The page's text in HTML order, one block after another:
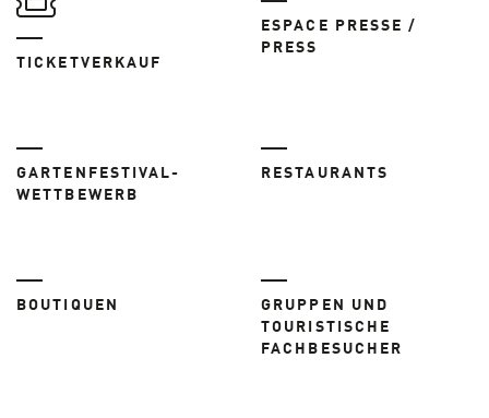
TICKETVERKAUF
ESPACE PRESSE /
PRESS
GARTENFESTIVAL-
WETTBEWERB
RESTAURANTS
BOUTIQUEN
GRUPPEN UND
TOURISTISCHE
FACHBESUCHER